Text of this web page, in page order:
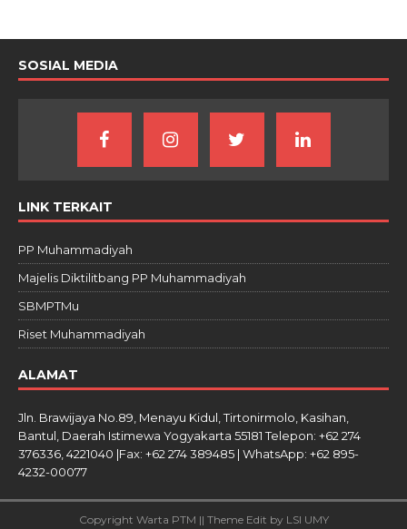
SOSIAL MEDIA
LINK TERKAIT
PP Muhammadiyah
Majelis Diktilitbang PP Muhammadiyah
SBMPTMu
Riset Muhammadiyah
ALAMAT
Jln. Brawijaya No.89, Menayu Kidul, Tirtonirmolo, Kasihan,
Bantul, Daerah Istimewa Yogyakarta 55181 Telepon: +62 274
376336, 4221040 |Fax: +62 274 389485 | WhatsApp: +62 895-
4232-00077
Copyright Warta PTM || Theme Edit by LSI UMY